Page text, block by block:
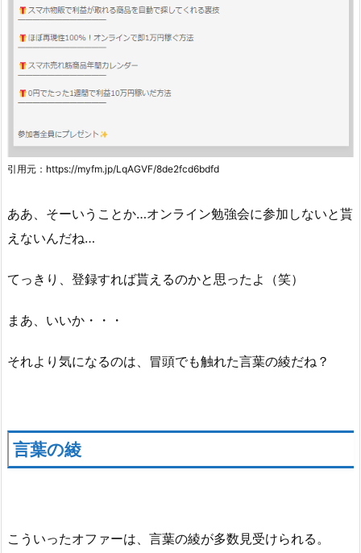
引用元：https://myfm.jp/LqAGVF/8de2fcd6bdfd
ああ、そーいうことか…オンライン勉強会に参加しないと貰
えないんだね…
てっきり、登録すれば貰えるのかと思ったよ（笑）
まあ、いいか・・・
それより気になるのは、冒頭でも触れた言葉の綾だね？
言葉の綾
こういったオファーは、言葉の綾が多数見受けられる。